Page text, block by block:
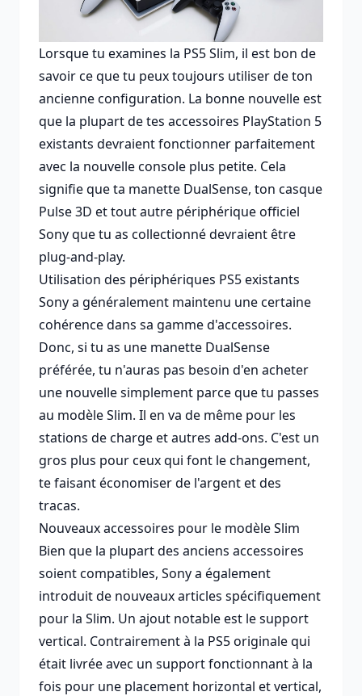
Lorsque tu examines la PS5 Slim, il est bon de
savoir ce que tu peux toujours utiliser de ton
ancienne configuration. La bonne nouvelle est
que la plupart de tes accessoires PlayStation 5
existants devraient fonctionner parfaitement
avec la nouvelle console plus petite. Cela
signifie que ta manette DualSense, ton casque
Pulse 3D et tout autre périphérique officiel
Sony que tu as collectionné devraient être
plug-and-play.
Utilisation des périphériques PS5 existants
Sony a généralement maintenu une certaine
cohérence dans sa gamme d'accessoires.
Donc, si tu as une manette DualSense
préférée, tu n'auras pas besoin d'en acheter
une nouvelle simplement parce que tu passes
au modèle Slim. Il en va de même pour les
stations de charge et autres add-ons. C'est un
gros plus pour ceux qui font le changement,
te faisant économiser de l'argent et des
tracas.
Nouveaux accessoires pour le modèle Slim
Bien que la plupart des anciens accessoires
soient compatibles, Sony a également
introduit de nouveaux articles spécifiquement
pour la Slim. Un ajout notable est le support
vertical. Contrairement à la PS5 originale qui
était livrée avec un support fonctionnant à la
fois pour une placement horizontal et vertical,